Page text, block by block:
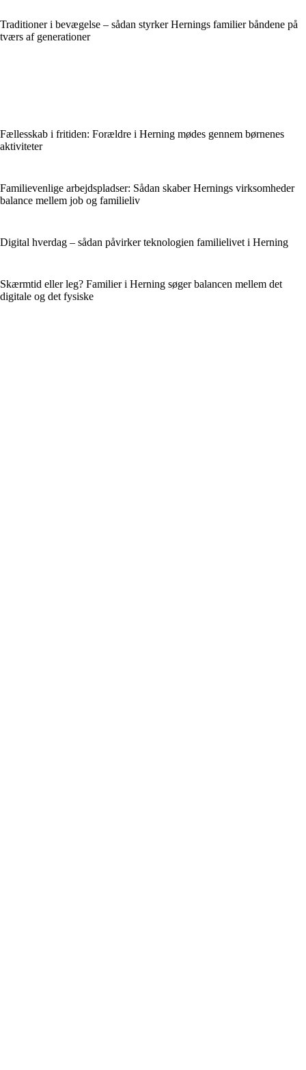
Traditioner i bevægelse – sådan styrker Hernings familier båndene på
tværs af generationer
Fællesskab i fritiden: Forældre i Herning mødes gennem børnenes
aktiviteter
Familievenlige arbejdspladser: Sådan skaber Hernings virksomheder
balance mellem job og familieliv
Digital hverdag – sådan påvirker teknologien familielivet i Herning
Skærmtid eller leg? Familier i Herning søger balancen mellem det
digitale og det fysiske